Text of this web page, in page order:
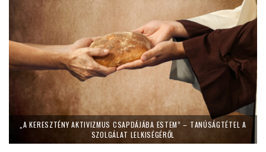
„A KERESZTÉNY AKTIVIZMUS CSAPDÁJÁBA ESTEM” – TANÚSÁGTÉTEL A
SZOLGÁLAT LELKISÉGÉRŐL